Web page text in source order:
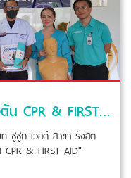
กิจกรรม "อบรมการปฐมเบื้องต้น CPR & FIRST AID"
ซูซูกิ เวิลด์ สาขา รังสิต
& FIRST AID"